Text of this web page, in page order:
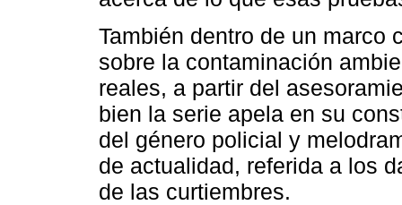
También dentro de un marco
sobre la contaminación
reales, a partir del
bien la serie apela en su
del género policial y
de actualidad, referida a los
de las curtiembres.